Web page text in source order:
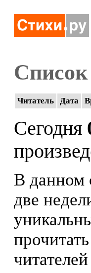
Читатель Дата
Сегодня
В данном
две